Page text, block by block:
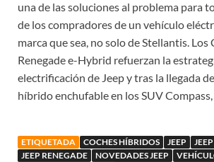
una de las soluciones al problema para
de los compradores de un vehículo
marca que sea, no solo de Stellantis. Los
Renegade e-Hybrid refuerzan la
electrificación de Jeep y tras la llegada
híbrido enchufable en los SUV Compass,
ETIQUETADA COCHES HÍBRIDOS JEEP
JEEP RENEGADE
NOVEDADES JEEP